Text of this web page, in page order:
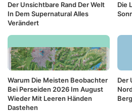
Der Unsichtbare Rand Der Welt
In Dem Supernatural Alles
Verändert
Die
Warum Die Meisten Beobachter
Bei Perseiden 2026 Im August
Wieder Mit Leeren Händen
Dastehen
Der